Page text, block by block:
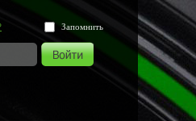
Запомнить